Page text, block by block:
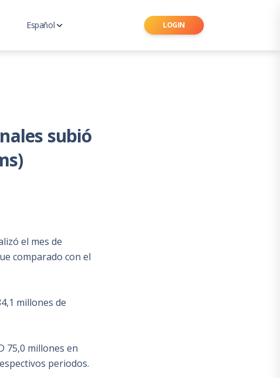
Español LOGIN
subió
el mes de
comparado con el
millones de
75,0 millones en
periodos.